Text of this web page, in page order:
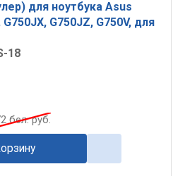
для ноутбука Asus
G750JX, G750JZ, G750V, для
18
бел. руб.